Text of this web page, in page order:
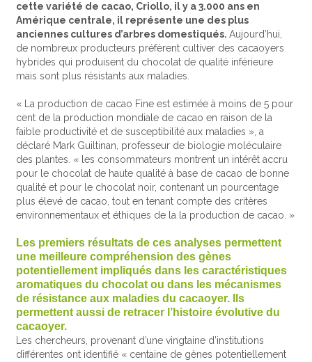
cette variété de cacao, Criollo, il y a 3.000 ans en
Amérique centrale, il représente une des plus
anciennes cultures d’arbres domestiqués.Aujourd’hui,
de nombreux producteurs préfèrent cultiver des cacaoyers
hybrides qui produisent du chocolat de qualité inférieure
mais sont plus résistants aux maladies.
« La production de cacao Fine est estimée à moins de 5 pour
cent de la production mondiale de cacao en raison de la
faible productivité et de susceptibilité aux maladies », a
déclaré Mark Guiltinan, professeur de biologie moléculaire
des plantes. « les consommateurs montrent un intérêt accru
pour le chocolat de haute qualité à base de cacao de bonne
qualité et pour le chocolat noir, contenant un pourcentage
plus élevé de cacao, tout en tenant compte des critères
environnementaux et éthiques de la la production de cacao. »
Les premiers résultats de ces analyses permettent
une meilleure compréhension des gènes
potentiellement impliqués dans les caractéristiques
aromatiques du chocolat ou dans les mécanismes
de résistance aux maladies du cacaoyer. Ils
permettent aussi de retracer l’histoire évolutive du
cacaoyer.
Les chercheurs, provenant d’une vingtaine d’institutions
différentes ont identifié « centaine de gènes potentiellement